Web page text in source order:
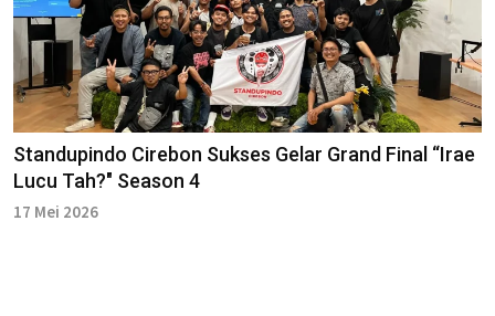
Standupindo Cirebon Sukses Gelar Grand Final “Irae
Lucu Tah?" Season 4
17 Mei 2026